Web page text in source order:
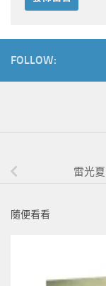
FOLLOW:
雷光
隨便看看